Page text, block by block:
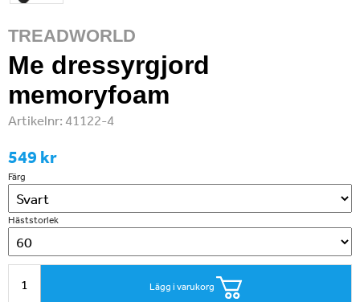
TREADWORLD
Me dressyrgjord
memoryfoam
Artikelnr: 41122-4
549 kr
Färg
Häststorlek
Lägg i varukorg